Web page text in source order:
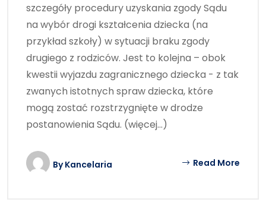
szczegóły procedury uzyskania zgody Sądu
na wybór drogi kształcenia dziecka (na
przykład szkoły) w sytuacji braku zgody
drugiego z rodziców. Jest to kolejna – obok
kwestii wyjazdu zagranicznego dziecka - z tak
zwanych istotnych spraw dziecka, które
mogą zostać rozstrzygnięte w drodze
postanowienia Sądu. (więcej…)
ByKancelaria Read More